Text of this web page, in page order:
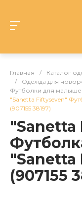
Главная / Каталог
/
Одежда для
Футболки для
"Sanetta Fiftyseven"
(907155 38197)
"Sanetta
"Sanetta
(907155